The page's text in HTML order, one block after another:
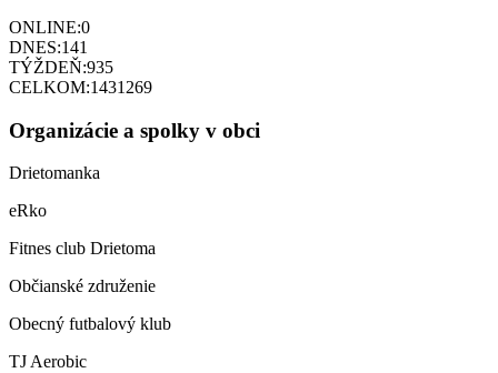
ONLINE:0
DNES:141
TÝŽDEŇ:935
CELKOM:1431269
Organizácie a spolky v obci
Drietomanka
eRko
Fitnes club Drietoma
Občianské združenie
Obecný futbalový klub
TJ Aerobic